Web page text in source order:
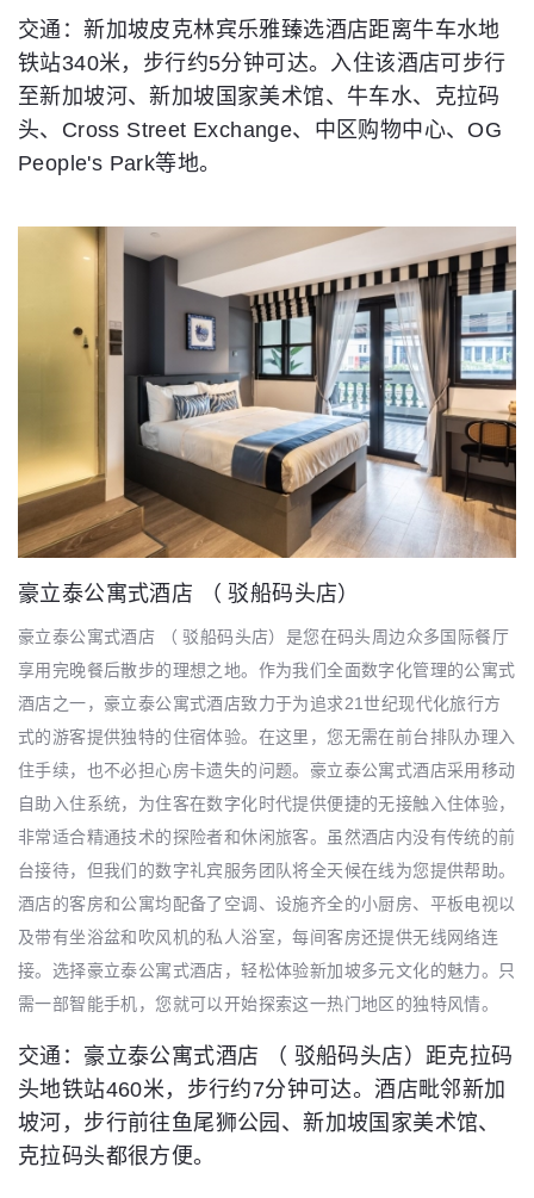
交通：新加坡皮克林宾乐雅臻选酒店距离牛车水地
铁站340米，步行约5分钟可达。入住该酒店可步行
至新加坡河、新加坡国家美术馆、牛车水、克拉码
头、Cross Street Exchange、中区购物中心、OG
People's Park等地。
豪立泰公寓式酒店 （ 驳船码头店）
豪立泰公寓式酒店 （ 驳船码头店）是您在码头周边众多国际餐厅
享用完晚餐后散步的理想之地。作为我们全面数字化管理的公寓式
酒店之一，豪立泰公寓式酒店致力于为追求21世纪现代化旅行方
式的游客提供独特的住宿体验。在这里，您无需在前台排队办理入
住手续，也不必担心房卡遗失的问题。豪立泰公寓式酒店采用移动
自助入住系统，为住客在数字化时代提供便捷的无接触入住体验，
非常适合精通技术的探险者和休闲旅客。虽然酒店内没有传统的前
台接待，但我们的数字礼宾服务团队将全天候在线为您提供帮助。
酒店的客房和公寓均配备了空调、设施齐全的小厨房、平板电视以
及带有坐浴盆和吹风机的私人浴室，每间客房还提供无线网络连
接。选择豪立泰公寓式酒店，轻松体验新加坡多元文化的魅力。只
需一部智能手机，您就可以开始探索这一热门地区的独特风情。
交通：豪立泰公寓式酒店 （ 驳船码头店）距克拉码
头地铁站460米，步行约7分钟可达。酒店毗邻新加
坡河，步行前往鱼尾狮公园、新加坡国家美术馆、
克拉码头都很方便。